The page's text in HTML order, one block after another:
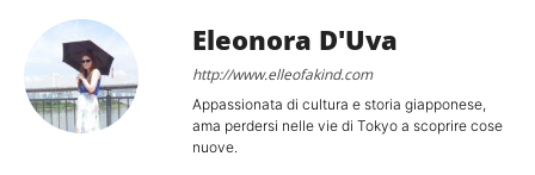
Eleonora D'Uva
http://www.elleofakind.com
Appassionata di cultura e storia giapponese,
ama perdersi nelle vie di Tokyo a scoprire cose
nuove.